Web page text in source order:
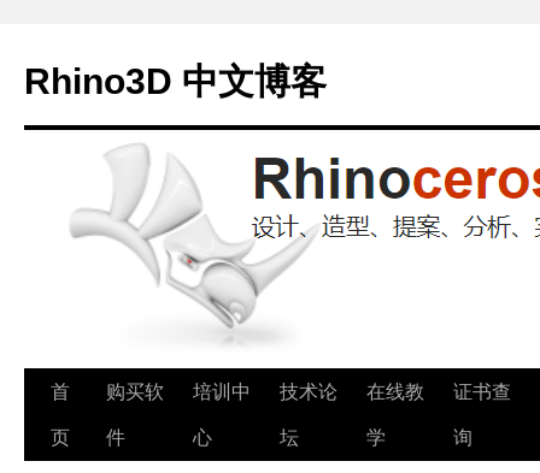
Rhino3D 中文博客
跳
至
首
页
购买软
件
培训中
心
技术论
坛
在线教
学
证书查
询